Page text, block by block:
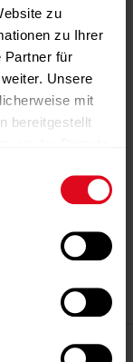
zu
zu Ihrer
Partner für
Unsere
mit
bereitgestellt
-Anzeige-
-Anzeige-